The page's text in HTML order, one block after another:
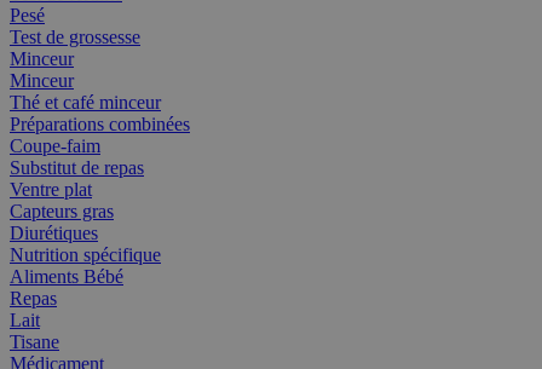
Pesé
Test de grossesse
Minceur
Minceur
Thé et café minceur
Préparations combinées
Coupe-faim
Substitut de repas
Ventre plat
Capteurs gras
Diurétiques
Nutrition spécifique
Aliments Bébé
Repas
Lait
Tisane
Médicament